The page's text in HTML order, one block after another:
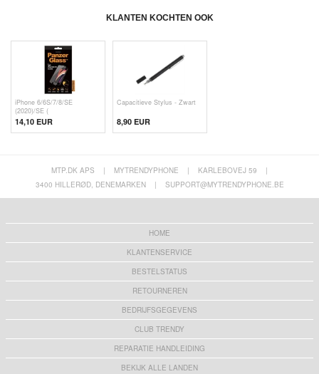
KLANTEN KOCHTEN OOK
iPhone 6/6S/7/8/SE
(2020)/SE (
14,10 EUR
Capacitieve Stylus - Zwart
8,90 EUR
MTP.DK APS | MYTRENDYPHONE | KARLEBOVEJ 59
|
3400 HILLERØD, DENEMARKEN
| SUPPORT@MYTRENDYPHONE.BE
HOME
KLANTENSERVICE
BESTELSTATUS
RETOURNEREN
BEDRIJFSGEGEVENS
CLUB TRENDY
REPARATIE HANDLEIDING
BEKIJK ALLE LANDEN